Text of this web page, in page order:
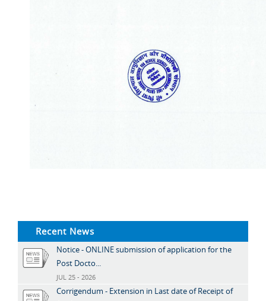
Recent News
Notice - ONLINE submission of application for the
Post Docto...
JUL 25 - 2026
Corrigendum - Extension in Last date of Receipt of